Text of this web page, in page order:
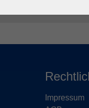
Impressum